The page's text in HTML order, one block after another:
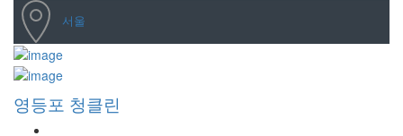
서울
영등포 청클린